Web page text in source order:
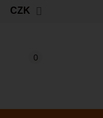
CZK
0
(prázdný)
produktů